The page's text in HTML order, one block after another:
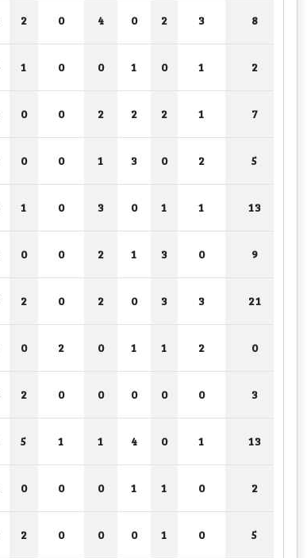
2 0 4 0 2 3 8
1 0 0 1 0 1 2
0 0 2 2 2 1 7
0 0 1 3 0 2 5
1 0 3 0 1 1 13
0 0 2 1 3 0 9
2 0 2 0 3 3 21
0 2 0 1 1 2 0
2 0 0 0 0 0 3
5 1 1 4 0 1 13
0 0 0 1 1 0 2
2 0 0 0 1 0 5